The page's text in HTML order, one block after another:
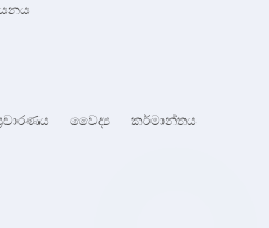
වෛද්‍ය
කර්මාන්තය